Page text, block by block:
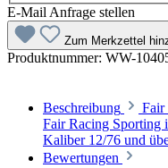
E-Mail Anfrage stellen
Zum Merkzettel
Produktnummer: WW-
Beschreibung
Fair
Fair Racing Sporting
Kaliber 12/76 und
Bewertungen